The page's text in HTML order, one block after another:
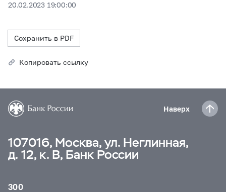
20.02.2023 19:00:00
Сохранить в PDF
Копировать ссылку
Наверх
107016, Москва, ул. Неглинная,
д. 12, к. В, Банк России
300